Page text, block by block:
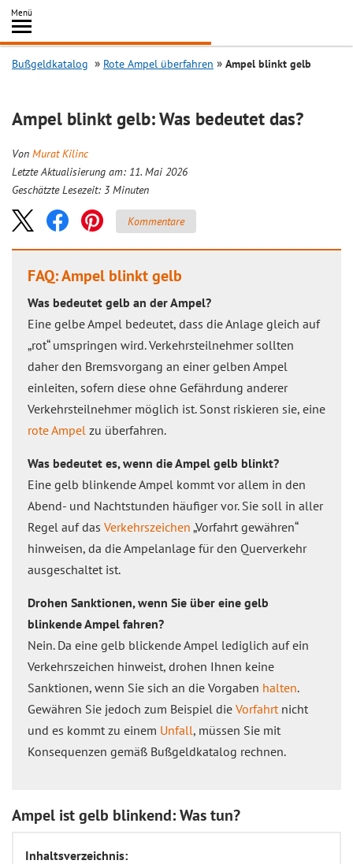
Inhalt
springen
Menü
Search
Bußgeldkatalog Rote Ampel überfahren Ampel blinkt gelb
Ampel blinkt gelb: Was bedeutet das?
Von Murat Kilinc
Letzte Aktualisierung am: 11. Mai 2026
Geschätzte Lesezeit: 3 Minuten
Kommentare
FAQ: Ampel blinkt gelb
Was bedeutet gelb an der Ampel?
Eine gelbe Ampel bedeutet, dass die Anlage gleich auf
„rot“ umspringen wird. Verkehrsteilnehmer sollten
daher den Bremsvorgang an einer gelben Ampel
einleiten, sofern diese ohne Gefährdung anderer
Verkehrsteilnehmer möglich ist. Sonst riskieren sie, eine
rote Ampel zu überfahren.
Was bedeutet es, wenn die Ampel gelb blinkt?
Eine gelb blinkende Ampel kommt vor allem in den
Abend- und Nachtstunden häufiger vor. Sie soll in aller
Regel auf das Verkehrszeichen „Vorfahrt gewähren“
hinweisen, da die Ampelanlage für den Querverkehr
ausgeschaltet ist.
Drohen Sanktionen, wenn Sie über eine gelb
blinkende Ampel fahren?
Nein. Da eine gelb blickende Ampel lediglich auf ein
Verkehrszeichen hinweist, drohen Ihnen keine
Sanktionen, wenn Sie sich an die Vorgaben halten.
Gewähren Sie jedoch zum Beispiel die Vorfahrtnicht
und es kommt zu einem Unfall, müssen Sie mit
Konsequenzen gemäß Bußgeldkatalog rechnen.
Ampel ist gelb blinkend: Was tun?
Inhaltsverzeichnis: